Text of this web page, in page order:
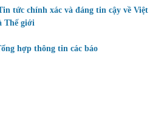
tức chính xác và đáng tin cậy về Việt
Thế giới
hợp thông tin các báo